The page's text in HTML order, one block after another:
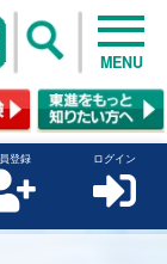
MENU
登録 ログイン